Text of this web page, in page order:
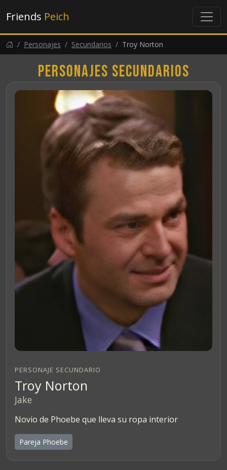
Friends Peich
Personajes Secundarios Troy Norton
Personajes secundarios
PERSONAJE SECUNDARIO
Troy Norton
Jake
Novio de Phoebe que lleva su ropa interior
Pareja Phoebe